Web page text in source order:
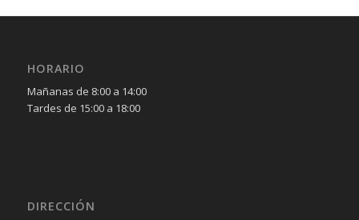
HORARIO
Mañanas de 8:00 a 14:00
Tardes de 15:00 a 18:00
DIRECCIÓN